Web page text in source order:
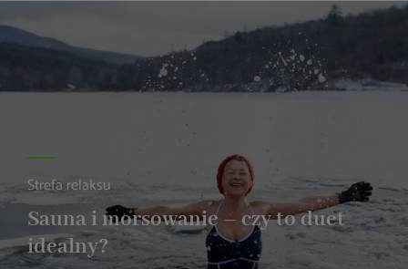
Strefa relaksu
Sauna i morsowanie – czy to duet
idealny?